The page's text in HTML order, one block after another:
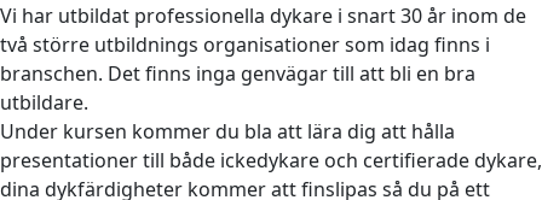
Vi har utbildat professionella dykare i snart 30 år inom de
två större utbildnings organisationer som idag finns i
branschen. Det finns inga genvägar till att bli en bra
utbildare.
Under kursen kommer du bla att lära dig att hålla
presentationer till både ickedykare och certifierade dykare,
dina dykfärdigheter kommer att finslipas så du på ett